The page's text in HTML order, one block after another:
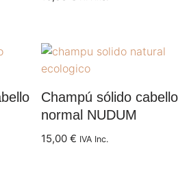
Champú sólido cabello
normal NUDUM
15,00€ IVA Inc.